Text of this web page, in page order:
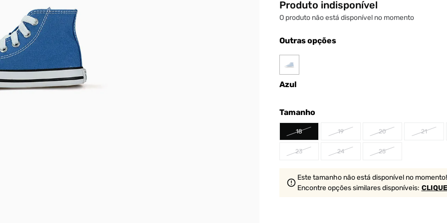
Produto indisponível
O produto não está disponível no momento
Outras opções
Azul
Tamanho
18 19 20 21
23 24 25
Este tamanho não está disponível no momento!
Encontre opções similaresdisponíveis: